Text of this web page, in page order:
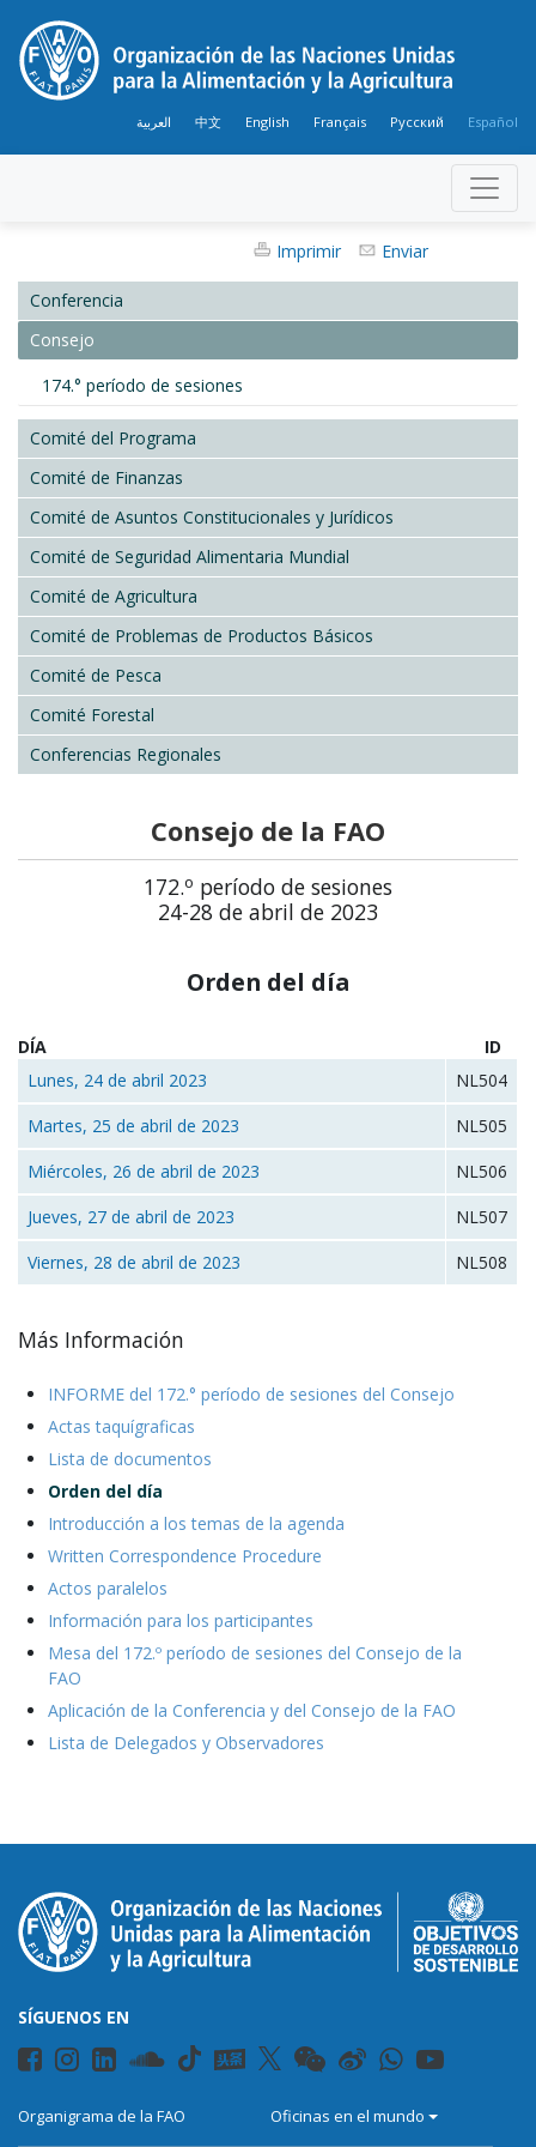
العربية 中文 English Français Русский Español
Imprimir Enviar
Conferencia
Consejo
174.° período de sesiones
Comité del Programa
Comité de Finanzas
Comité de Asuntos Constitucionales y Jurídicos
Comité de Seguridad Alimentaria Mundial
Comité de Agricultura
Comité de Problemas de Productos Básicos
Comité de Pesca
Comité Forestal
Conferencias Regionales
Consejo de la FAO
172.o período de sesiones
24-28 de abril de 2023
Orden del día
DÍA
ID
Lunes, 24 de abril 2023
NL504
Martes, 25 de abril de 2023
NL505
Miércoles, 26 de abril de 2023
NL506
Jueves, 27 de abril de 2023
NL507
Viernes, 28 de abril de 2023
NL508
Más Información
INFORME del 172.° período de sesiones del Consejo
Actas taquígraficas
Lista de documentos
Orden del día
Introducción a los temas de la agenda
Written Correspondence Procedure
Actos paralelos
Información para los participantes
Mesa del 172.º período de sesiones del Consejo de la
FAO
Aplicación de la Conferencia y del Consejo de la FAO
Lista de Delegados y Observadores
SÍGUENOS EN
Organigrama de la FAO Oficinas en el mundo